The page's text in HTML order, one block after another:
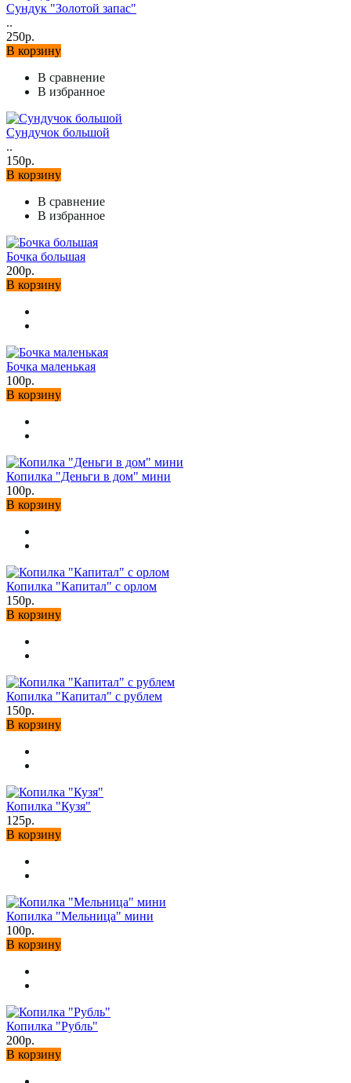
Сундук "Золотой запас"
..
250р.
В корзину
В сравнение
В избранное
Сундучок большой
..
150р.
В корзину
В сравнение
В избранное
Бочка большая
200р.
В корзину
Бочка маленькая
100р.
В корзину
Копилка "Деньги в дом" мини
100р.
В корзину
Копилка "Капитал" с орлом
150р.
В корзину
Копилка "Капитал" с рублем
150р.
В корзину
Копилка "Кузя"
125р.
В корзину
Копилка "Мельница" мини
100р.
В корзину
Копилка "Рубль"
200р.
В корзину